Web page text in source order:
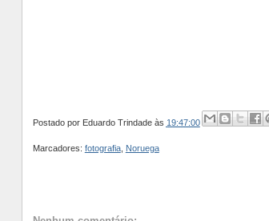
Postado por Eduardo Trindade às 19:47:00
Marcadores: fotografia, Noruega